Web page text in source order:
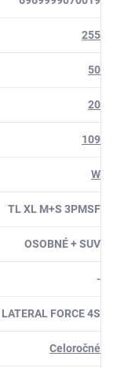
255
50
20
109
W
TL XL M+S 3PMSF
OSOBNÉ + SUV
-
LATERAL FORCE 4S
Celoročné